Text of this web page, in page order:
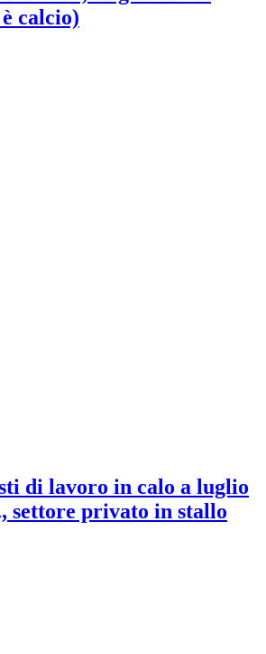
calcio)
di lavoro in calo a luglio
settore privato in stallo